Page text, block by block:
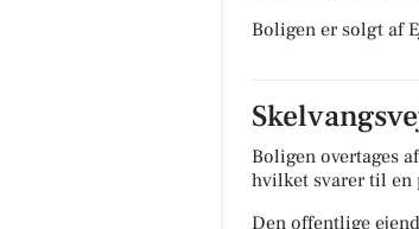
Boligen er solgt af
Boligen overtages
hvilket svarer til en
Den offentlige